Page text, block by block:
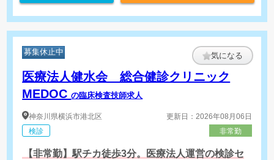
募集休止中 気になる
医療法人健水会 総合健診クリニック
MEDOCの臨床検査技師求人
神奈川県横浜市港北区
検診
更新日：2026年08月06日
非常勤
【非常勤】駅チカ徒歩3分。医療法人運営の検診セ